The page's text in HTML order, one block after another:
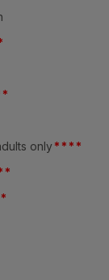
*
only * * * *
*
*